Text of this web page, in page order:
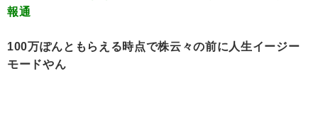
報通
100万ぽんともらえる時点で株云々の前に人生イージー
モードやん